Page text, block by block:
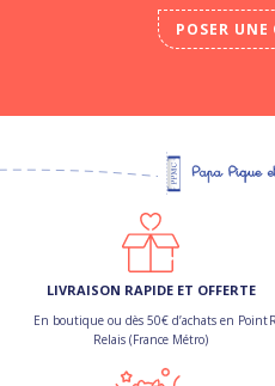
POSER
LIVRAISON RAPIDE ET OFFERTE
En boutique ou dès 50€ d’achats en Point
Relais (France Métro)